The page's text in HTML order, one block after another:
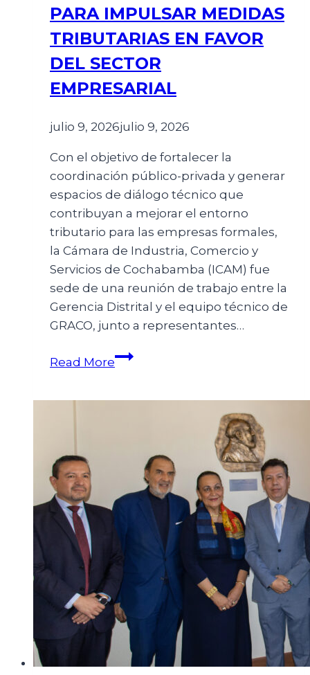
PARA IMPULSAR MEDIDAS
TRIBUTARIAS EN FAVOR
DEL SECTOR
EMPRESARIAL
julio 9, 2026julio 9, 2026
Con el objetivo de fortalecer la
coordinación público-privada y generar
espacios de diálogo técnico que
contribuyan a mejorar el entorno
tributario para las empresas formales,
la Cámara de Industria, Comercio y
Servicios de Cochabamba (ICAM) fue
sede de una reunión de trabajo entre la
Gerencia Distrital y el equipo técnico de
GRACO, junto a representantes…
Read More